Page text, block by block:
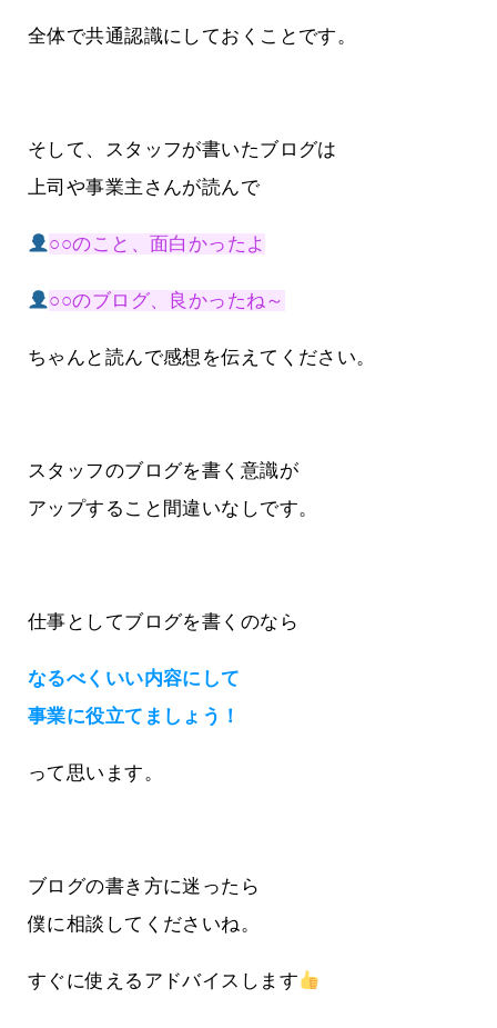
全体で共通認識にしておくことです。
そして、スタッフが書いたブログは
上司や事業主さんが読んで
○○のこと、面白かったよ
○○のブログ、良かったね～
ちゃんと読んで感想を伝えてください。
スタッフのブログを書く意識が
アップすること間違いなしです。
仕事としてブログを書くのなら
なるべくいい内容にして
事業に役立てましょう！
って思います。
ブログの書き方に迷ったら
僕に相談してくださいね。
すぐに使えるアドバイスします